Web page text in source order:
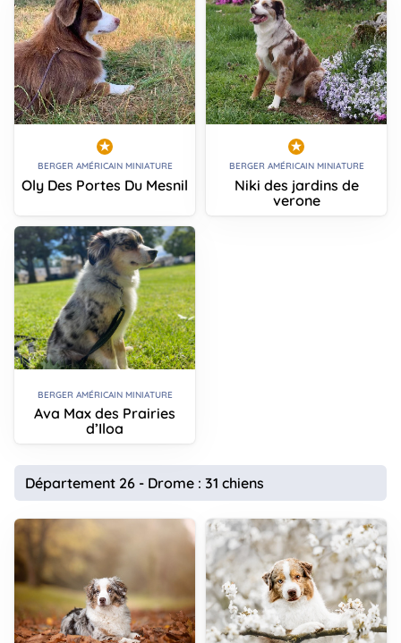
BERGER AMÉRICAIN MINIATURE
Oly Des Portes Du Mesnil
BERGER AMÉRICAIN MINIATURE
Niki des jardins de
verone
BERGER AMÉRICAIN MINIATURE
Ava Max des Prairies
d’Iloa
Département 26 - Drome : 31 chiens